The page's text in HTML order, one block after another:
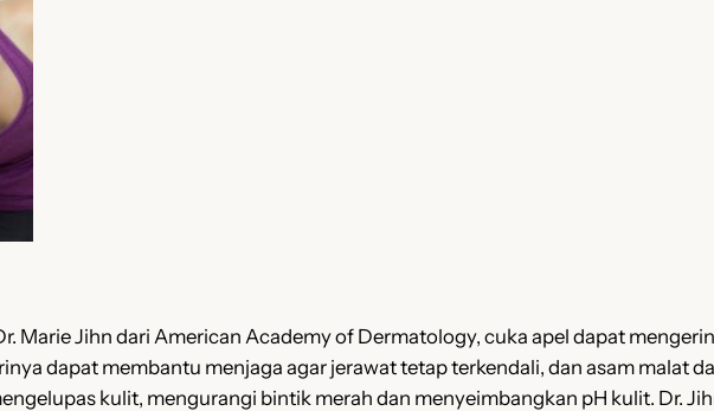
Marie Jihn dari American Academy of Dermatology, cuka apel dapat
dapat membantu menjaga agar jerawat tetap terkendali, dan asam malat
kulit, mengurangi bintik merah dan menyeimbangkan pH kulit. Dr.